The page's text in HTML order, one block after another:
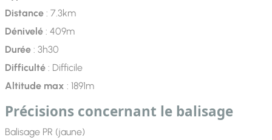
Distance: 7.3km
Dénivelé: 409m
Durée: 3h30
Difficulté: Difficile
Altitude max : 1891m
Précisions concernant le balisage
Balisage PR (jaune)